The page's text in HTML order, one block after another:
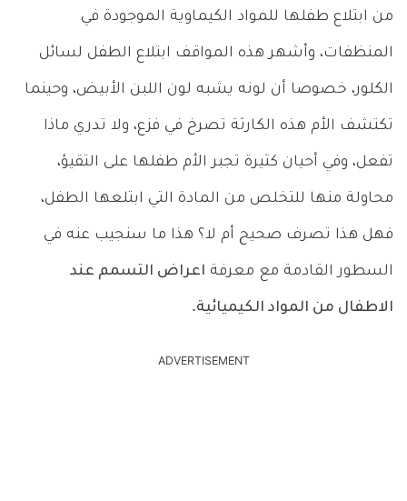
من ابتلاع طفلها للمواد الكيماوية الموجودة في
المنظفات، وأشهر هذه المواقف ابتلاع الطفل لسائل
الكلور، خصوصا أن لونه يشبه لون اللبن الأبيض، وحينما
تكتشف الأم هذه الكارثة تصرخ في فزع، ولا تدري ماذا
تفعل، وفي أحيان كثيرة تجبر الأم طفلها على التقيؤ،
محاولة منها للتخلص من المادة التي ابتلعها الطفل،
فهل هذا تصرف صحيح أم لا؟ هذا ما سنجيب عنه في
السطور القادمة مع معرفة اعراض التسمم عند
الاطفال من المواد الكيميائية.
ADVERTISEMENT